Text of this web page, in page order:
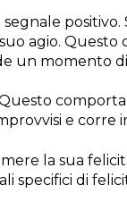
positivo.
agio.
un momento
e corre
la sua
specifici di